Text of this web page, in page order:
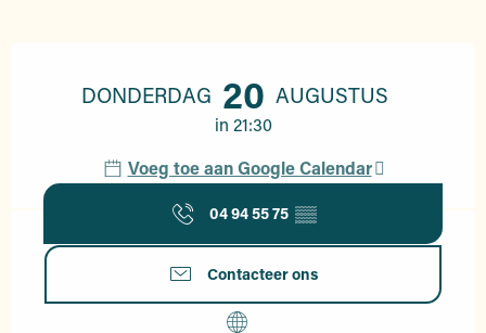
DONDERDAG 20 AUGUSTUS
in 21:30
Voeg toe aan Google Calendar
04 94 55 75 ▒▒
Contacteer ons